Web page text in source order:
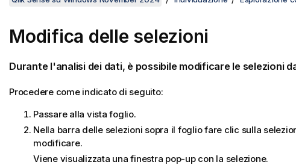
Modifica delle selezioni
Durante l'analisi dei dati, è possibile modificare le selezioni
Procedere come indicato di seguito:
Passare alla vista foglio.
Nella barra delle selezioni sopra il foglio fare clic sulla
modificare.
Viene visualizzata una finestra pop-up con la selezione.